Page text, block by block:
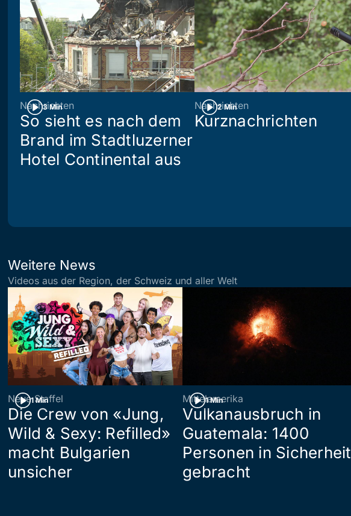
3 Min
Nachrichten
So sieht es nach dem
Brand im Stadtluzerner
Hotel Continental aus
2 Min
Nachrichten
Kurznachrichten
Weitere News
Videos aus der Region, der Schweiz und aller Welt
1 Min
Neue Staffel
Die Crew von «Jung,
Wild & Sexy: Refilled»
macht Bulgarien
unsicher
1 Min
Mittelamerika
Vulkanausbruch in
Guatemala: 1400
Personen in Sicherheit
gebracht